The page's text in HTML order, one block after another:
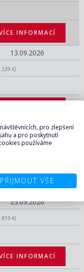
INFORMACÍ
13.09.2026
539 €)
23.09.2026
619 €)
VÍCE INFORMACÍ
23.09.2026
819 €)
INFORMACÍ
pro zlepšení
a pro poskytnutí
používáme
PŘIJMOUT VŠE